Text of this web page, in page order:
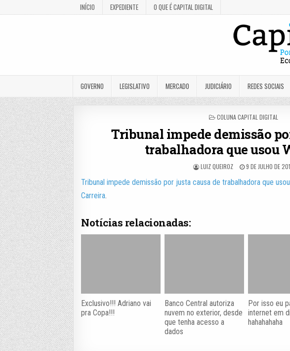
INÍCIO EXPEDIENTE O QUE É CAPITAL DIGITAL
GOVERNO LEGISLATIVO MERCADO JUDICIÁRIO REDES SOCIAIS
POSTED
COLUNA CAPITAL DIGITAL
Tribunal impede demissão
trabalhadora que usou
LUIZ QUEIROZ 9 DE JULHO DE
Tribunal impede demissão por justa causa de trabalhadora que
Carreira.
Notícias relacionadas:
Exclusivo!!! Adriano vai
pra Copa!!!
Banco Central autoriza
nuvem no exterior, desde
que tenha acesso a
dados
Por isso eu
internet em
hahahahaha